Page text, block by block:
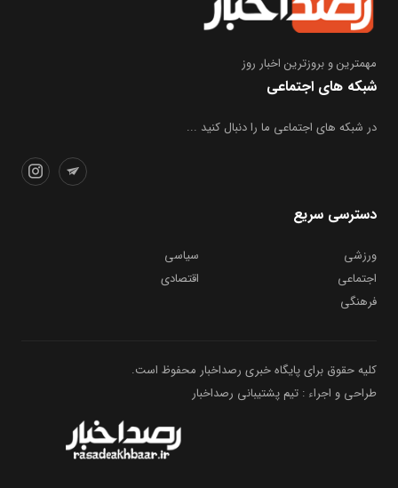
مهمترین و بروز‌ترین اخبار روز
شبکه های اجتماعی
در شبکه های اجتماعی ما را دنبال کنید ...
دسترسی سریع
ورزشی
سیاسی
اجتماعی
اقتصادی
فرهنگی
کلیه حقوق برای پایگاه خبری رصداخبار محفوظ است.
طراحی و اجراء : تیم پشتیبانی رصداخبار